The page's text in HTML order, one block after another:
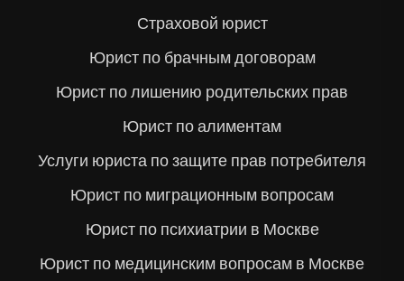
Страховой юрист
Юрист по брачным договорам
Юрист по лишению родительских прав
Юрист по алиментам
Услуги юриста по защите прав потребителя
Юрист по миграционным вопросам
Юрист по психиатрии в Москве
Юрист по медицинским вопросам в Москве